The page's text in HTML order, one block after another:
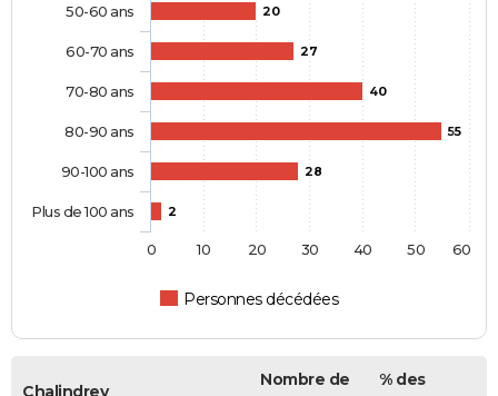
20
27
40
55
28
2
Personnes décédées
50-60 ans
60-70 ans
70-80 ans
80-90 ans
90-100 ans
Plus de 100 ans
0 10 20 30 40 50 60
Chalindrey
Nombre de
% des